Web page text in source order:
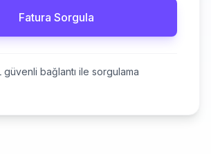
Fatura Sorgula
güvenli bağlantı ile sorgulama